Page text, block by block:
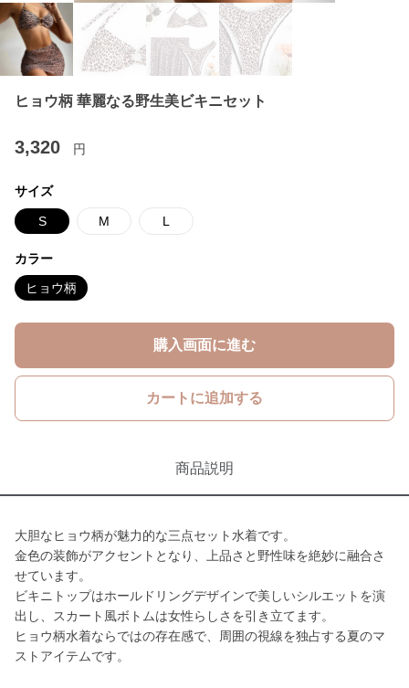
ヒョウ柄 華麗なる野生美ビキニセット
3,320 円
サイズ
S M L
カラー
ヒョウ柄
購入画面に進む
カートに追加する
商品説明
大胆なヒョウ柄が魅力的な三点セット水着です。
金色の装飾がアクセントとなり、上品さと野性味を絶妙に融合さ
せています。
ビキニトップはホールドリングデザインで美しいシルエットを演
出し、スカート風ボトムは女性らしさを引き立てます。
ヒョウ柄水着ならではの存在感で、周囲の視線を独占する夏のマ
ストアイテムです。